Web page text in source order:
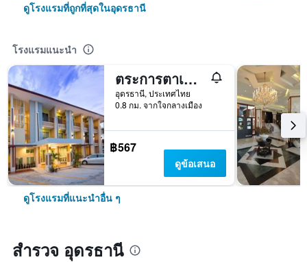
ดูโรงแรมที่ถูกที่สุดในอุดรธานี
โรงแรมแนะนำ
ตระการตาเพลส
อุดรธานี, ประเทศไทย
0.8 กม. จากใจกลางเมือง
฿567
ดูข้อเสนอ
ดูโรงแรมที่แนะนำอื่น ๆ
สำรวจ อุดรธานี